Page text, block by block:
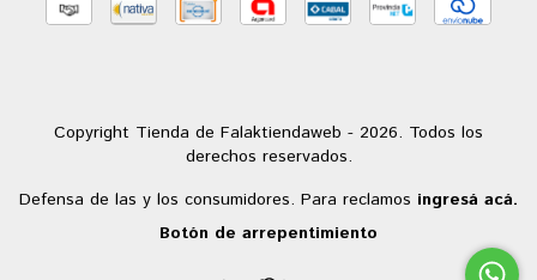
Copyright Tienda de Falaktiendaweb - 2026. Todos los
derechos reservados.
Defensa de las y los consumidores. Para reclamos ingresá acá.
Botón de arrepentimiento